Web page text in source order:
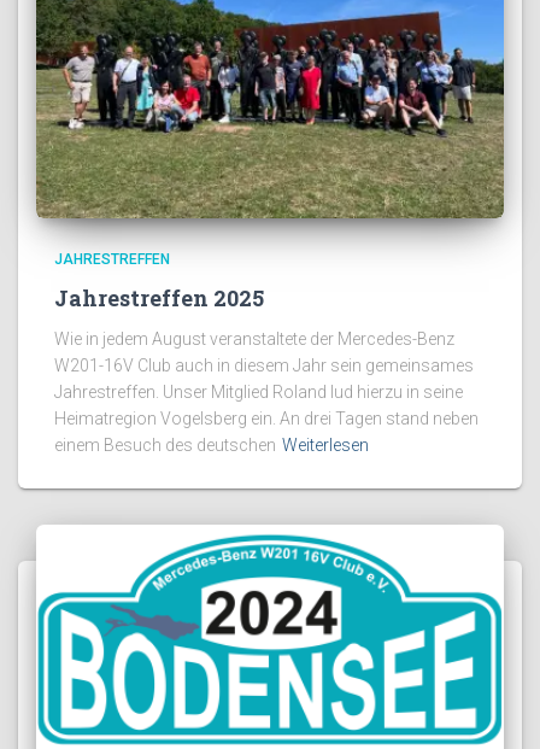
JAHRESTREFFEN
Jahrestreffen 2025
Wie in jedem August veranstaltete der Mercedes-Benz
W201-16V Club auch in diesem Jahr sein gemeinsames
Jahrestreffen. Unser Mitglied Roland lud hierzu in seine
Heimatregion Vogelsberg ein. An drei Tagen stand neben
einem Besuch des deutschen Weiterlesen